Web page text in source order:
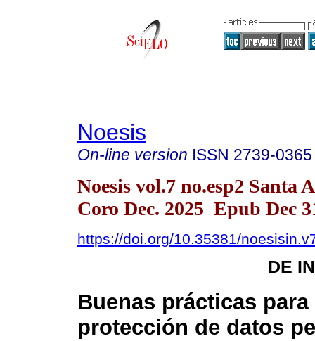
Noesis
On-line version ISSN 2739-0365
Noesis vol.7 no.esp2 Santa
Coro Dec. 2025 Epub Dec
https://doi.org/10.35381/
DE
Buenas prácticas para
protección de datos